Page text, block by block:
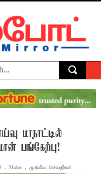
மாநாட்டில்
பங்கேற்பு!
, Slider , முக்கிய செய்திகள்